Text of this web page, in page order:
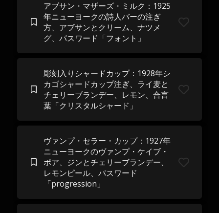
アブサン・マザーズ・ミルク：1925
年ニューヨークの詩人バーの注ぎ
方、アブサンとクリーム、ナツメ
グ、パスワード「フォント」
彫刻入りシャードカップ：1928年シ
カゴシャードカップ注ぎ、ライ麦と
チェリーブランデー、レモン、合言
葉「クリスタルシャード」
ヴァンプ・セラー・カップ：1927年
ニューヨークのヴァンプ・ケイブ・
ポア、ジンとチェリーブランデー、
レモンピール、パスワード
「progression」